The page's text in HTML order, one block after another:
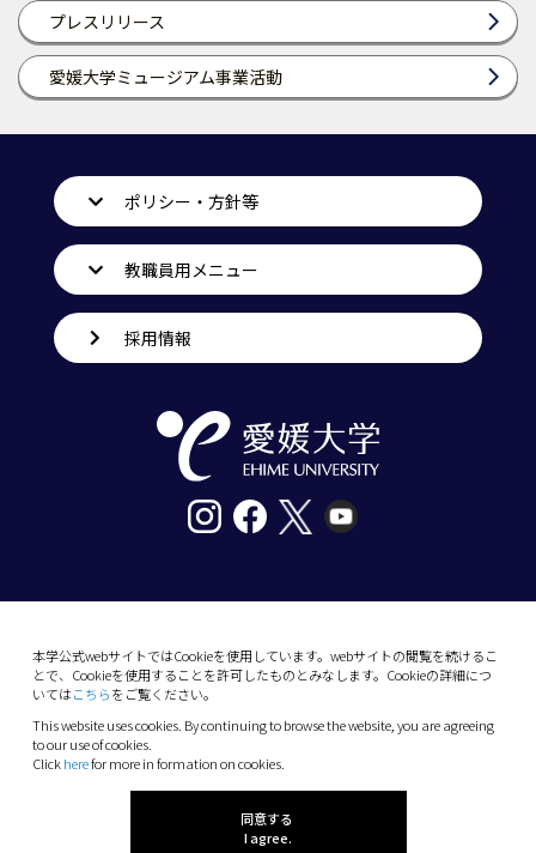
プレスリリース
愛媛大学ミュージアム事業活動
本学公式webサイトではCookieを使用しています。webサイトの閲覧を続けるこ
とで、Cookieを使用することを許可したものとみなします。Cookieの詳細につ
いてはこちらをご覧ください。
This website uses cookies. By continuing to browse the website, you are agreeing
to our use of cookies.
Clickherefor more in formation on cookies.
同意する
I agree.
ポリシー・方針等
教職員用メニュー
採用情報
10-13 Dogo-Himata, Matsuyama, Ehime 790-
Phone: +81 89-927-9000
(C) 2026 Ehime University.